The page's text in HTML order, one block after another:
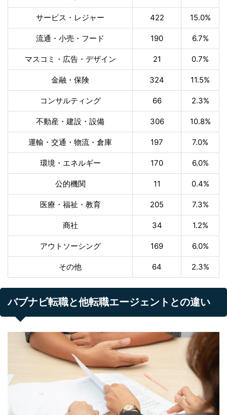
サービス・レジャー 422 15.0%
流通・小売・フード 190 6.7%
マスコミ・広告・デザイン 21 0.7%
金融・保険 324 11.5%
コンサルティング 66 2.3%
不動産・建設・設備 306 10.8%
運輸・交通・物流・倉庫 197 7.0%
環境・エネルギー 170 6.0%
公的機関 11 0.4%
医療・福祉・教育 205 7.3%
商社 34 1.2%
アウトソーシング 169 6.0%
その他 64 2.3%
バブナビ転職と他転職エージェントとの違い